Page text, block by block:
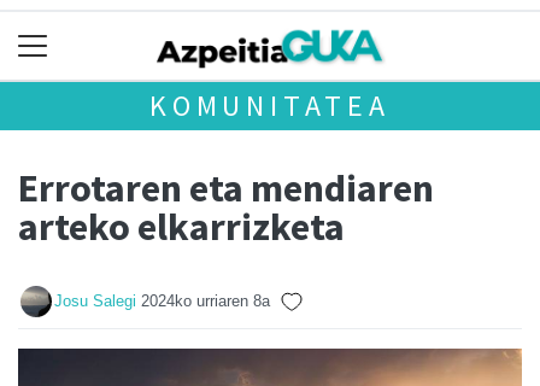
KOMUNITATEA
Errotaren eta mendiaren
arteko elkarrizketa
Josu Salegi 2024ko urriaren 8a